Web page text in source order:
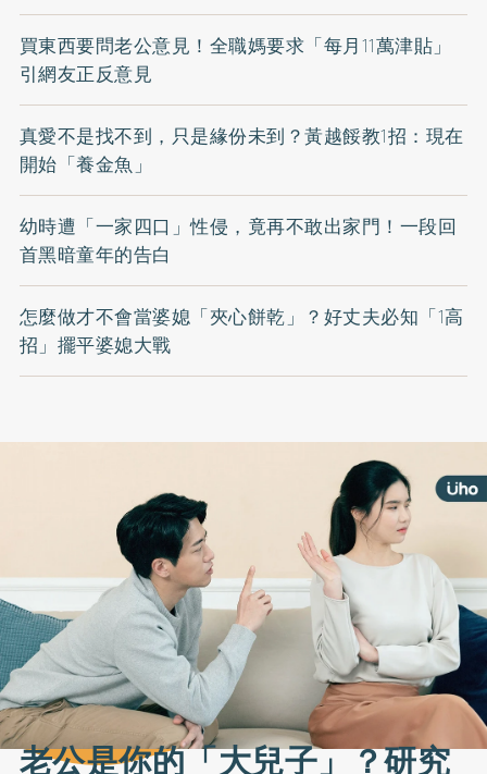
買東西要問老公意見！全職媽要求「每月11萬津貼」
引網友正反意見
真愛不是找不到，只是緣份未到？黃越餒教1招：現在
開始「養金魚」
幼時遭「一家四口」性侵，竟再不敢出家門！一段回
首黑暗童年的告白
怎麼做才不會當婆媳「夾心餅乾」？好丈夫必知「1高
招」擺平婆媳大戰
老公是你的「大兒子」？研究